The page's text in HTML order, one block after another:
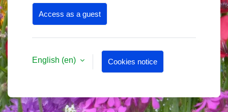
Access as a guest
English ‎(en)‎ Cookies notice